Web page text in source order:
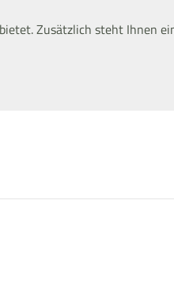
Zusätzlich steht Ihnen